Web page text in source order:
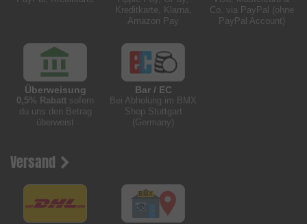
Kreditkarte, Klarna,
Amazon Pay
Co. via PayPal (ohne
PayPal Account)
Überweisung
0,5% Rabatt sofern
du uns den Betrag
überweist
Bar / EC
Bei Abholung im BMX
Shop Stuttgart
(Germany)
Versand